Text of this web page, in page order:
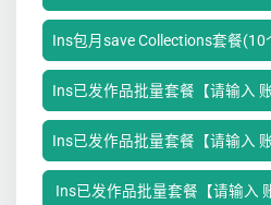
Ins包月save Collections套餐(10
Ins已发作品批量套餐【请输入
Ins已发作品批量套餐【请输入
Ins已发作品批量套餐【请输入